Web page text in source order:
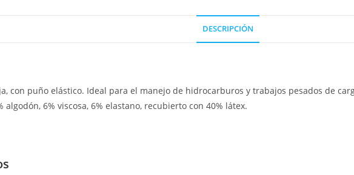
DESCRIPCIÓN
con puño elástico. Ideal para el manejo de hidrocarburos y trabajos pesados de
algodón, 6% viscosa, 6% elastano, recubierto con 40% látex.